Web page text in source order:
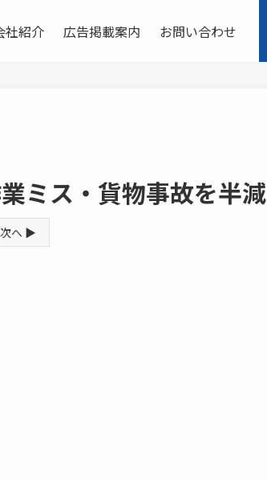
社紹介 広告掲載案内 お問い合わせ
ス・貨物事故を半減
次へ ▶